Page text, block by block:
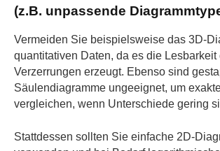
(z.B. unpassende
Vermeiden Sie beispielsweise das 3D-
quantitativen Daten, da es die Lesbarkeit
Verzerrungen erzeugt. Ebenso sind
Säulendiagramme ungeeignet, um
vergleichen, wenn Unterschiede gering
Stattdessen sollten Sie einfache 2D-